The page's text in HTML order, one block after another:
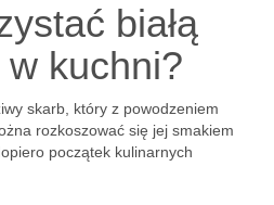
białą
kuchni?
skarb, który z powodzeniem
rozkoszować się jej smakiem
początek kulinarnych